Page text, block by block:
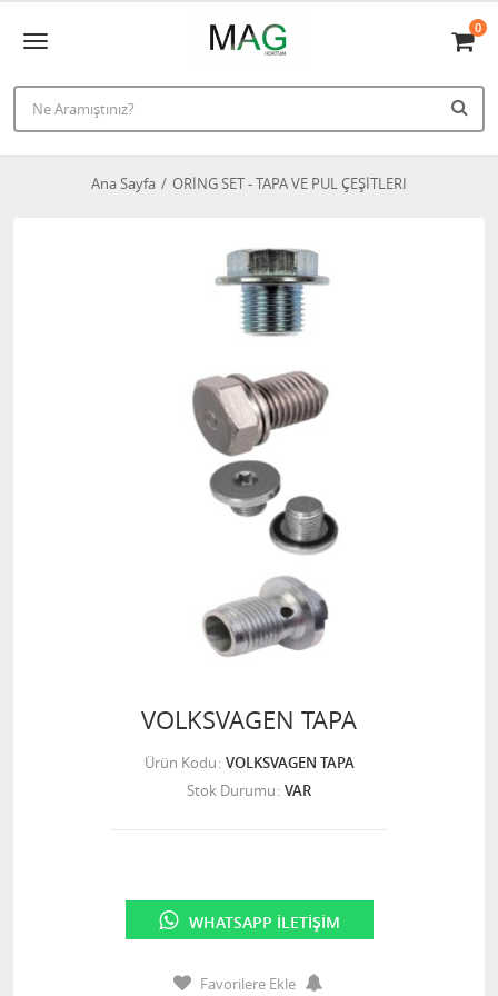
0
Ana Sayfa ORİNG SET - TAPA VE PUL ÇEŞİTLERI
VOLKSVAGEN TAPA
Ürün Kodu VOLKSVAGEN TAPA
Stok Durumu VAR
WHATSAPP İLETIŞIM
Favorilere Ekle